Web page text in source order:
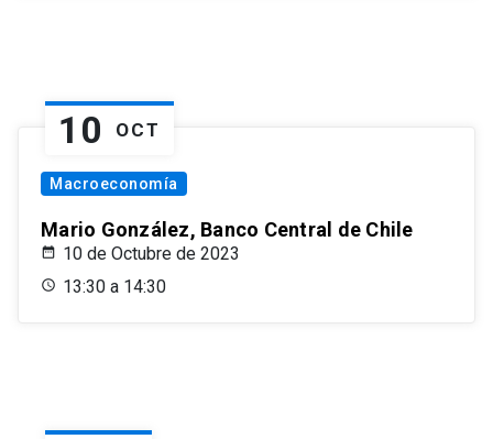
10 OCT
Macroeconomía
Mario González, Banco Central de Chile
10 de Octubre de 2023
13:30 a 14:30